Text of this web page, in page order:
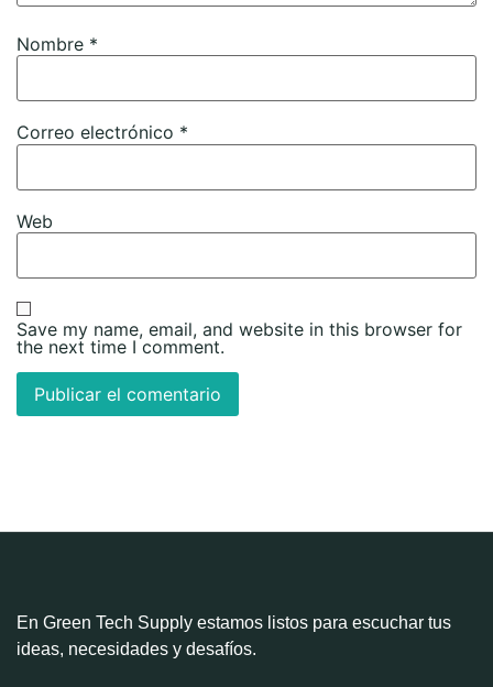
Nombre *
Correo electrónico *
Web
Save my name, email, and website in this browser for
the next time I comment.
En Green Tech Supply estamos listos para escuchar tus
ideas, necesidades y desafíos.